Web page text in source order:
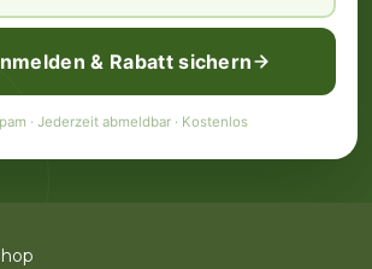
& Rabatt sichern
· Jederzeit abmeldbar · Kostenlos